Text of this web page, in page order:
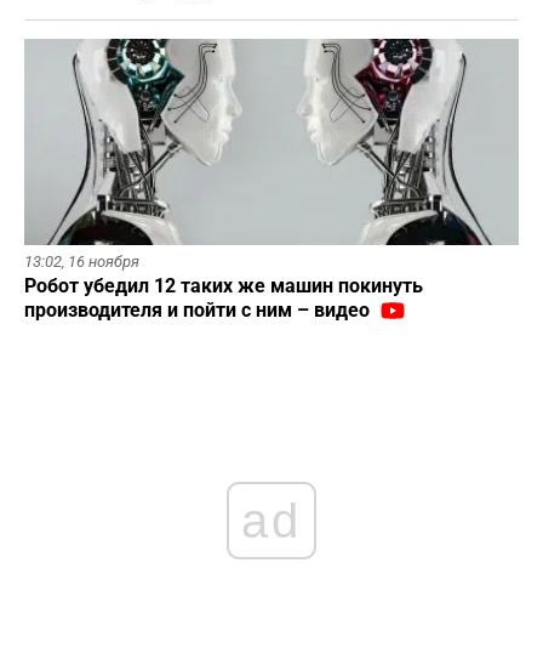
13:02, 16 ноября
Робот убедил 12 таких же машин покинуть
производителя и пойти с ним – видео
ad